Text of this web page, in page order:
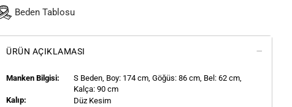
Beden Tablosu
ÜRÜN AÇIKLAMASI
Manken Bilgisi: S Beden, Boy: 174 cm, Göğüs: 86 cm, Bel: 62 cm,
Kalça: 90 cm
Kalıp:
Düz Kesim